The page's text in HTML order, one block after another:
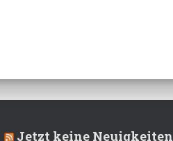
Jetzt keine Neuigkeiten